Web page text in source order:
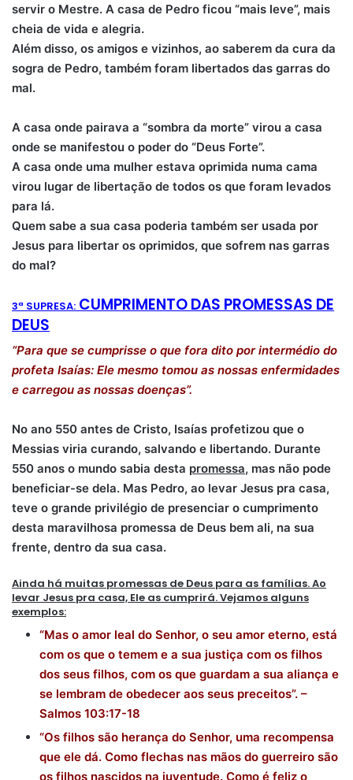
servir o Mestre. A casa de Pedro ficou “mais leve”, mais
cheia de vida e alegria.
Além disso, os amigos e vizinhos, ao saberem da cura da
sogra de Pedro, também foram libertados das garras do
mal.
A casa onde pairava a “sombra da morte” virou a casa
onde se manifestou o poder do “Deus Forte”.
A casa onde uma mulher estava oprimida numa cama
virou lugar de libertação de todos os que foram levados
para lá.
Quem sabe a sua casa poderia também ser usada por
Jesus para libertar os oprimidos, que sofrem nas garras
do mal?
3ª SUPRESA: CUMPRIMENTO DAS PROMESSAS DE
DEUS
“Para que se cumprisse o que fora dito por intermédio do
profeta Isaías: Ele mesmo tomou as nossas enfermidades
e carregou as nossas doenças”.
No ano 550 antes de Cristo, Isaías profetizou que o
Messias viria curando, salvando e libertando. Durante
550 anos o mundo sabia desta promessa, mas não pode
beneficiar-se dela. Mas Pedro, ao levar Jesus pra casa,
teve o grande privilégio de presenciar o cumprimento
desta maravilhosa promessa de Deus bem ali, na sua
frente, dentro da sua casa.
Ainda há muitas promessas de Deus para as famílias. Ao
levar Jesus pra casa, Ele as cumprirá. Vejamos alguns
exemplos:
“Mas o amor leal do Senhor, o seu amor eterno, está
com os que o temem e a sua justiça com os filhos
dos seus filhos, com os que guardam a sua aliança e
se lembram de obedecer aos seus preceitos”. –
Salmos 103:17-18
“Os filhos são herança do Senhor, uma recompensa
que ele dá. Como flechas nas mãos do guerreiro são
os filhos nascidos na juventude. Como é feliz o